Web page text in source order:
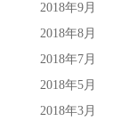
2018年9月
2018年8月
2018年7月
2018年5月
2018年3月